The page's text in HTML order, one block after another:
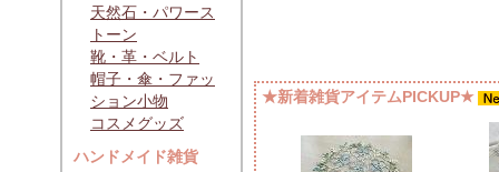
天然石・パワース
トーン
靴・革・ベルト
帽子・傘・ファッ
ション小物
コスメグッズ
ハンドメイド雑貨
★新着雑貨アイテムPICKUP★